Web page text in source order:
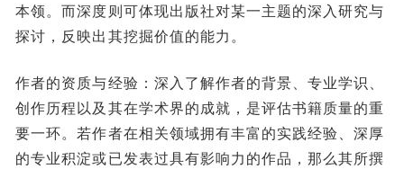
本领。而深度则可体现出版社对某一主题的深入研究与
探讨，反映出其挖掘价值的能力。
作者的资质与经验：深入了解作者的背景、专业学识、
创作历程以及其在学术界的成就，是评估书籍质量的重
要一环。若作者在相关领域拥有丰富的实践经验、深厚
的专业积淀或已发表过具有影响力的作品，那么其所撰